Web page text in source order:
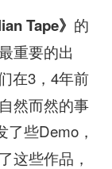
Tape》 的
重要的出
在3，4年前
然而然的事
些Demo，
这些作品，